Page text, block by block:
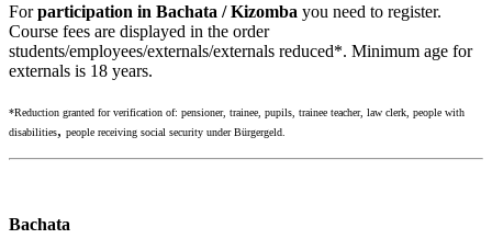
Forparticipation in Bachata / Kizomba you need to register.
Course fees are displayed in the order
students/employees/externals/externals reduced*. Minimum age for
externals is 18 years.
*Reduction granted for verification of: pensioner, trainee, pupils, trainee teacher, law clerk, people with
disabilities, people receiving social security under Bürgergeld.
Bachata